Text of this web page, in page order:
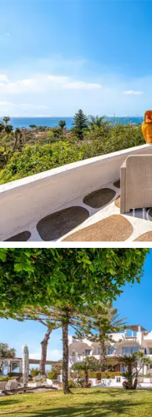
işlevselliğin nefes
manzarasına sahip
bir araya geldiği iç
Villa, en farklı
büyüklük ve tasarıma
yaşam alanları
modern konforla
konukların Ischia'nın
olanak tanıyan özel
üzerindenadir
keyfini
Konuk ek binası,
havuzuna, açık
erişim imkanı sunarak
atmosferi
Botanik bahçesi
etkinlikler, gün